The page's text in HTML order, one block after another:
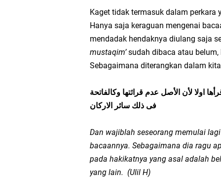
Pesan Abah Kiai Aziz
Pesan Gus Wahid
Jaga Keimanan dan
Kaget tidak termasuk dalam
Hanya saja keraguan mengenai
mendadak hendaknya diulang saja
mustaqim’sudah dibaca atau
Sebagaimana diterangkan dalam
اولا لأن الأصل عدم قرائتها وكالفاتحة
فى ذلك سائر الاركان
Dan wajiblah seseorang memulai
bacaannya. Sebagaimana dia ragu
pada hakikatnya yang asal adalah
yang lain. (Ulil H)